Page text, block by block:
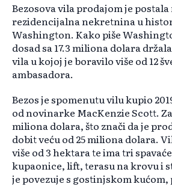
Bezosova vila prodajom je
rezidencijalna nekretnina u
Washington. Kako piše
dosad sa 17.3 miliona dolara
vila u kojoj je boravilo više od 12
ambasadora.
Bezos je spomenutu vilu kupio
od novinarke MacKenzie Scott.
miliona dolara, što znači da je
dobit veću od 25 miliona dolara.
više od 3 hektara te ima tri
kupaonice, lift, terasu na krovu i
je povezuje s gostinjskom kućom,